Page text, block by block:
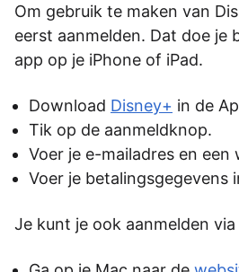
Om gebruik te maken van
eerst aanmelden. Dat doe je
app op je iPhone of iPad.
Download Disney+ in de
Tik op de aanmeldknop.
Voer je e-mailadres en
Voer je betalingsgegevens
Je kunt je ook aanmelden